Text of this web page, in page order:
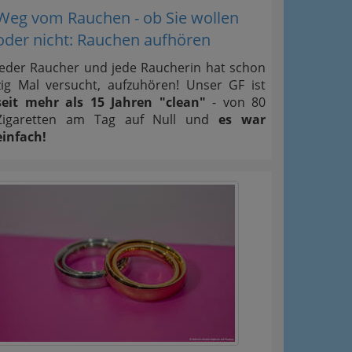
vom Rauchen - ob Sie wollen
nicht: Rauchen aufhören
Raucher und jede Raucherin hat schon
Mal versucht, aufzuhören! Unser GF ist
mehr als 15 Jahren "clean" - von 80
am Tag auf Null undes war